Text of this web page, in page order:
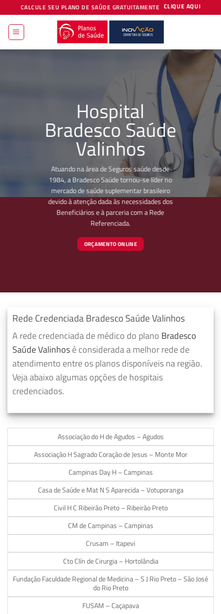
to
content
CALCULE SEU PLANO DE SAÚDE GRATUITAMENTE CLIQUE AQUI
Hospital
Bradesco Saúde
Valinhos
Atuando na área de Seguros saúde desde
1984, a Bradesco Saúde tornou-se líder no
mercado de saúde suplementar brasileiro
devido à atenção dada às necessidades dos
Beneficiários e à parceria com a Rede
Referenciada.
ORÇAMENTO ONLINE
Rede Credenciada Bradesco Saúde Valinhos
A rede credenciada de médico do plano Bradesco
Saúde Valinhosé considerada a melhor rede de
atendimento entre os planos disponíveis na região.
Veja abaixo algumas opções de hospitais
credenciados.
Associação do H de Agudos – Agudos
Associação H Sagrado Coração de Jesus – Monte Mor
Campinas Day H – Campinas
Casa de Saúde e Mat N S Aparecida – Votuporanga
Civil H C Ribeirão Preto – Ribeirão Preto
CM de Campinas – Campinas
Crusam – Itapevi
Cto Clín de Cirurgia – Hortolândia
Fundação Faculdade Regional de Medicina – S J Rio Preto – São José
do Rio Preto
FUSAM – Caçapava